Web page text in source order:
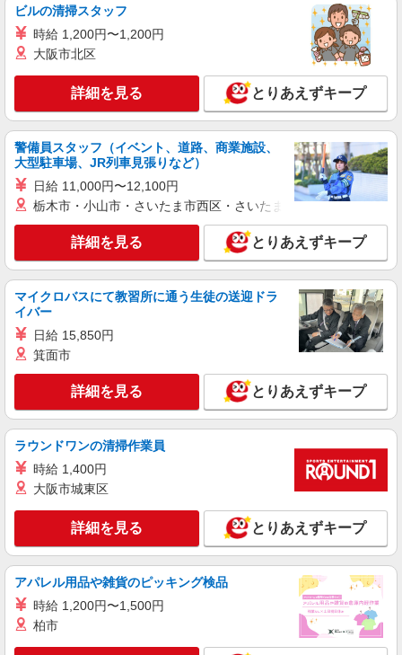
時給 1,051円 ●試用期間３カ月あり（同条
奈良県奈良市南京終町676 「済美南小学校」内
厨房
キープ 詳細を見る
アルバイト パート
ケンタッキーフライドチキン 学園前店
時＞土日祝 18:00〜23:00
時給1250円 研修期間：100時間／時給1150円
奈良県奈良市学園北1-1-12
詳細を見る
アルバイト
小学校の調理補助
時給 1,051円 ●試用期間３カ月あり（同条
件）
奈良県奈良市左京3-1-1 「左京小学校」 内給食
キープ 詳細を見る
アルバイト パート
ケンタッキーフライドチキン 西大寺店
カウンター・キッチンスタッフ ＜優先募集日
時＞平日（月〜金） フルタイム
時給1090円 ＜高校生＞時給1070円
ビルの清掃スタッフ
時給 1,200円〜1,200円
大阪市北区
詳細を見る とりあえずキープ
警備員スタッフ（イベント、道路、商業施設、
大型駐車場、JR列車見張りなど）
日給 11,000円〜12,100円
栃木市・小山市・さいたま市西区・さいたま市岩槻区・久喜市・
詳細を見る とりあえずキープ
マイクロバスにて教習所に通う生徒の送迎ドラ
イバー
日給 15,850円
箕面市
詳細を見る とりあえずキープ
ラウンドワンの清掃作業員
時給 1,400円
大阪市城東区
詳細を見る とりあえずキープ
アパレル用品や雑貨のピッキング検品
時給 1,200円〜1,500円
柏市